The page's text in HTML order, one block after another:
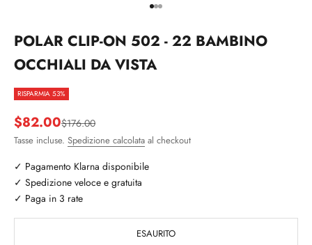
Vai all'articolo 1
Vai all'articolo 2
Vai all'articolo 3
POLAR CLIP-ON 502 - 22 BAMBINO
OCCHIALI DA VISTA
RISPARMIA 53%
Prezzo scontato
$82.00Prezzo
$176.00
Tasse incluse. Spedizione calcolata al checkout
✓ Pagamento Klarna disponibile
✓ Spedizione veloce e gratuita
✓ Paga in 3 rate
ESAURITO